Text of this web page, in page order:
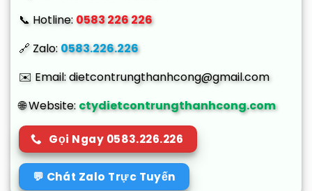
📞 Hotline: 0583 226 226
🔗 Zalo: 0583.226.226
✉️ Email: dietcontrungthanhcong@gmail.com
🌐 Website: ctydietcontrungthanhcong.com
Gọi Ngay 0583.226.226
💬 Chát Zalo Trực Tuyến